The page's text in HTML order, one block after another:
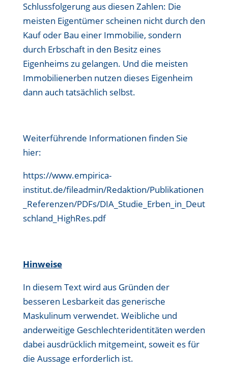
Schlussfolgerung aus diesen Zahlen: Die
meisten Eigentümer scheinen nicht durch den
Kauf oder Bau einer Immobilie, sondern
durch Erbschaft in den Besitz eines
Eigenheims zu gelangen. Und die meisten
Immobilienerben nutzen dieses Eigenheim
dann auch tatsächlich selbst.
Weiterführende Informationen finden Sie
hier:
https://www.empirica-
institut.de/fileadmin/Redaktion/Publikationen
_Referenzen/PDFs/DIA_Studie_Erben_in_Deut
schland_HighRes.pdf
Hinweise
In diesem Text wird aus Gründen der
besseren Lesbarkeit das generische
Maskulinum verwendet. Weibliche und
anderweitige Geschlechteridentitäten werden
dabei ausdrücklich mitgemeint, soweit es für
die Aussage erforderlich ist.